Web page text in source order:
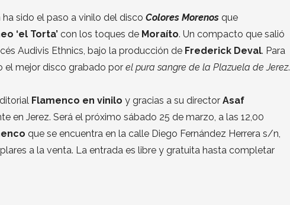
sido el paso a vinilo del discoColores Morenos que
‘el Torta’ con los toques de Moraíto. Un compacto que salió
Audivis Ethnics, bajo la producción de Frederick Deval. Para
el mejor disco grabado porel pura sangre de la Plazuela de Jerez.
Flamenco en vinilo y gracias a su directorAsaf
en Jerez. Será el próximo sábado 25 de marzo, a las 12,00
que se encuentra en la calle Diego Fernández Herrera s/n,
a la venta. La entrada es libre y gratuita hasta completar